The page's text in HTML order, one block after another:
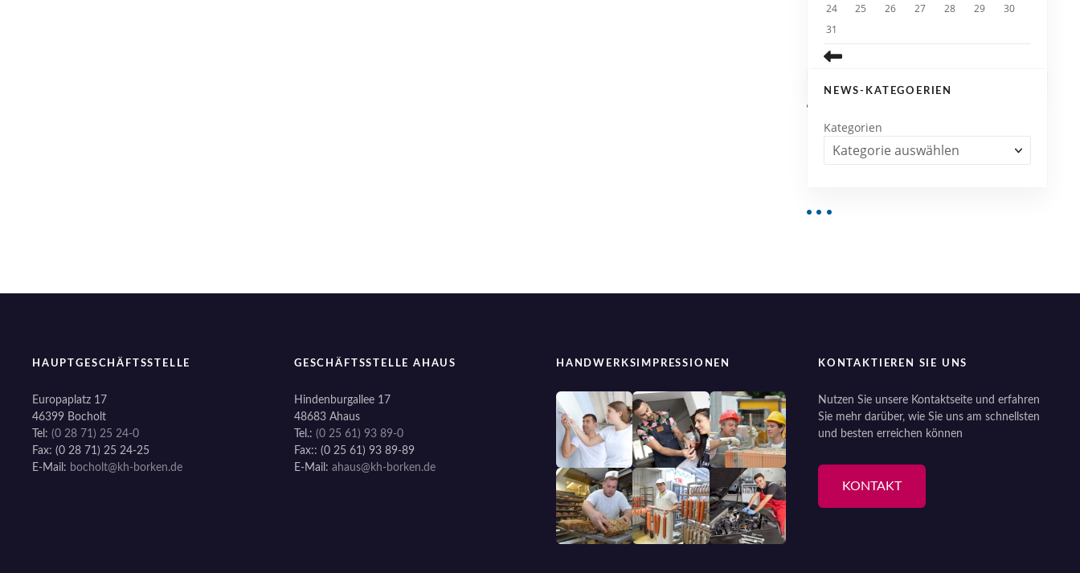
24
25 26 27 28 29
30
31
NEWS-KATEGOERIEN
Kategorien
HAUPTGESCHÄFTSSTELLE
Europaplatz 17
46399 Bocholt
Tel: (0 28 71) 25 24-0
Fax: (0 28 71) 25 24-25
E-Mail: bocholt@kh-borken.de
GESCHÄFTSSTELLE AHAUS
Hindenburgallee 17
48683 Ahaus
Tel.: (0 25 61) 93 89-0
Fax:: (0 25 61) 93 89-89
E-Mail: ahaus@kh-borken.de
HANDWERKSIMPRESSIONEN KONTAKTIEREN SIE UNS
Nutzen Sie unsere Kontaktseite und erfahren
Sie mehr darüber, wie Sie uns am schnellsten
und besten erreichen können
KONTAKT